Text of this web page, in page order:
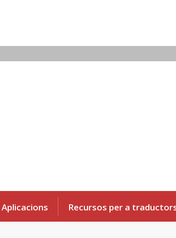
Aplicacions Recursos per a